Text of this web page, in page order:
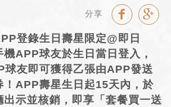
活動預約
分享
登錄生日壽星限定@即日
APP球友於生日當日登入，
球友即可獲得乙張由APP發送
！APP壽星生日起15天內，於
示並核銷，即享「套餐買一送